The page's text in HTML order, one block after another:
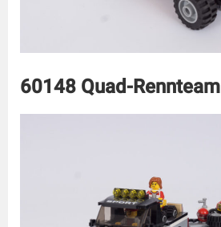
60148 Quad-Rennteam